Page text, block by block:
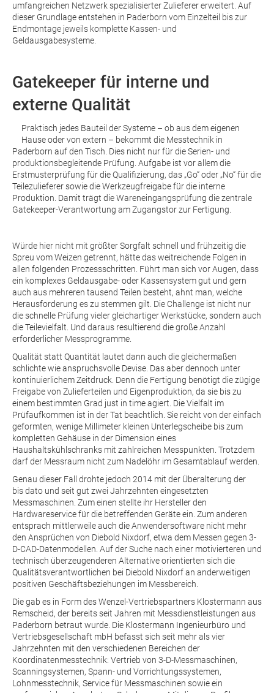
umfangreichen Netzwerk spezialisierter Zulieferer erweitert. Auf
dieser Grundlage entstehen in Paderborn vom Einzelteil bis zur
Endmontage jeweils komplette Kassen- und
Geldausgabesysteme.
Gatekeeper für interne und
externe Qualität
Praktisch jedes Bauteil der Systeme – ob aus dem eigenen
Hause oder von extern – bekommt die Messtechnik in
Paderborn auf den Tisch. Dies nicht nur für die Serien- und
produktionsbegleitende Prüfung. Aufgabe ist vor allem die
Erstmusterprüfung für die Qualifizierung, das „Go“ oder „No“ für die
Teilezulieferer sowie die Werkzeugfreigabe für die interne
Produktion. Damit trägt die Wareneingangsprüfung die zentrale
Gatekeeper-Verantwortung am Zugangstor zur Fertigung.
Würde hier nicht mit größter Sorgfalt schnell und frühzeitig die
Spreu vom Weizen getrennt, hätte das weitreichende Folgen in
allen folgenden Prozessschritten. Führt man sich vor Augen, dass
ein komplexes Geldausgabe- oder Kassensystem gut und gern
auch aus mehreren tausend Teilen besteht, ahnt man, welche
Herausforderung es zu stemmen gilt. Die Challenge ist nicht nur
die schnelle Prüfung vieler gleichartiger Werkstücke, sondern auch
die Teilevielfalt. Und daraus resultierend die große Anzahl
erforderlicher Messprogramme.
Qualität statt Quantität lautet dann auch die gleichermaßen
schlichte wie anspruchsvolle Devise. Das aber dennoch unter
kontinuierlichem Zeitdruck. Denn die Fertigung benötigt die zügige
Freigabe von Zulieferteilen und Eigenproduktion, da sie bis zu
einem bestimmten Grad just in time agiert. Die Vielfalt im
Prüfaufkommen ist in der Tat beachtlich. Sie reicht von der einfach
geformten, wenige Millimeter kleinen Unterlegscheibe bis zum
kompletten Gehäuse in der Dimension eines
Haushaltskühlschranks mit zahlreichen Messpunkten. Trotzdem
darf der Messraum nicht zum Nadelöhr im Gesamtablauf werden.
Genau dieser Fall drohte jedoch 2014 mit der Überalterung der
bis dato und seit gut zwei Jahrzehnten eingesetzten
Messmaschinen. Zum einen stellte ihr Hersteller den
Hardwareservice für die betreffenden Geräte ein. Zum anderen
entsprach mittlerweile auch die Anwendersoftware nicht mehr
den Ansprüchen von Diebold Nixdorf, etwa dem Messen gegen 3-
D-CAD-Datenmodellen. Auf der Suche nach einer motivierteren und
technisch überzeugenderen Alternative orientierten sich die
Qualitätsverantwortlichen bei Diebold Nixdorf an anderweitigen
positiven Geschäftsbeziehungen im Messbereich.
Die gab es in Form des Wenzel-Vertriebspartners Klostermann aus
Remscheid, der bereits seit Jahren mit Messdienstleistungen aus
Paderborn betraut wurde. Die Klostermann Ingenieurbüro und
Vertriebsgesellschaft mbH befasst sich seit mehr als vier
Jahrzehnten mit den verschiedenen Bereichen der
Koordinatenmesstechnik: Vertrieb von 3-D-Messmaschinen,
Scanningsystemen, Spann- und Vorrichtungssystemen,
Lohnmesstechnik, Service für Messmaschinen sowie ein